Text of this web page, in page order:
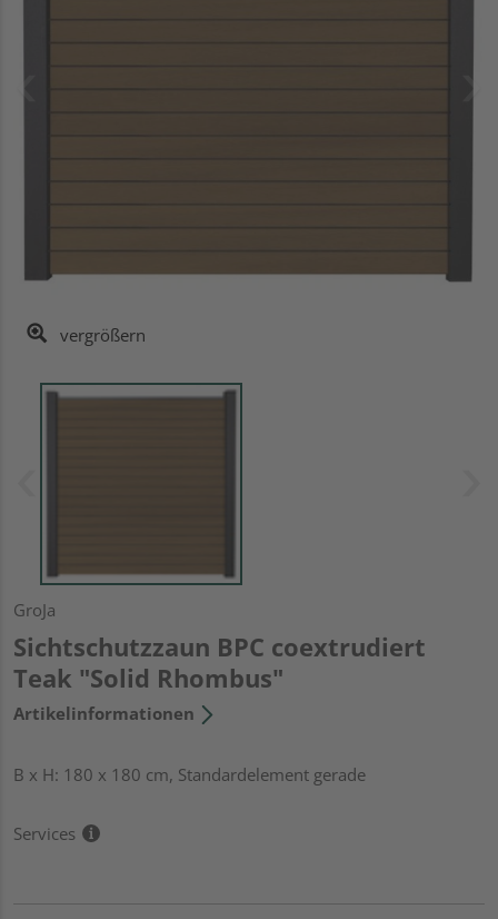
vergrößern
GroJa
Sichtschutzzaun BPC coextrudiert
Teak "Solid Rhombus"
Artikelinformationen
B x H: 180 x 180 cm, Standardelement gerade
Services